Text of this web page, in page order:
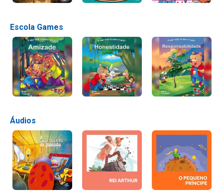
Escola Games
Áudios